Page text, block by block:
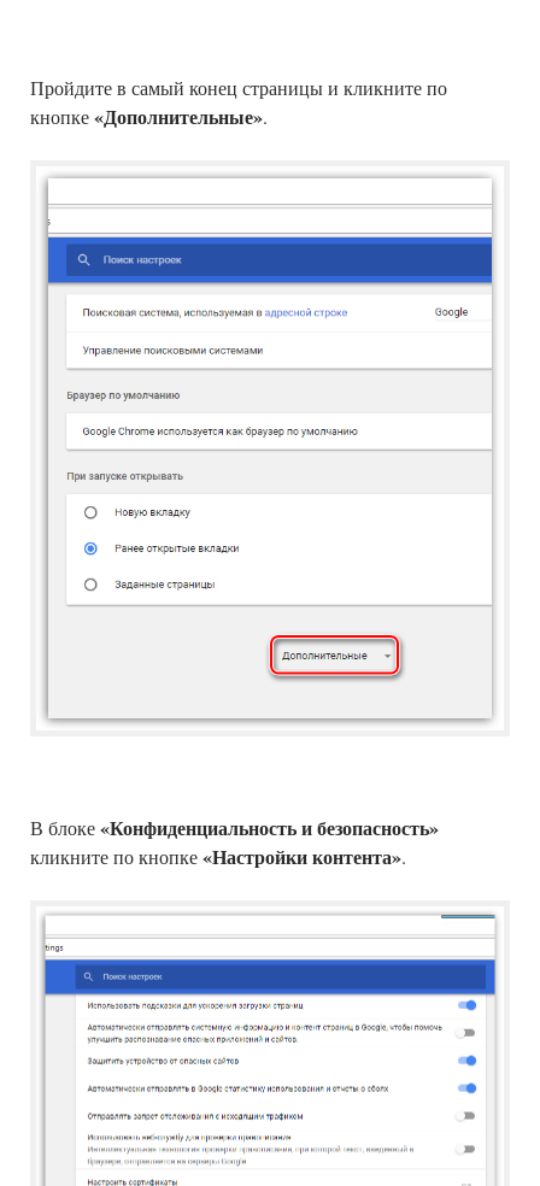
Пройдите в самый конец страницы и кликните по
кнопке«Дополнительные».
В блоке«Конфиденциальность и безопасность»
кликните по кнопке«Настройки контента».